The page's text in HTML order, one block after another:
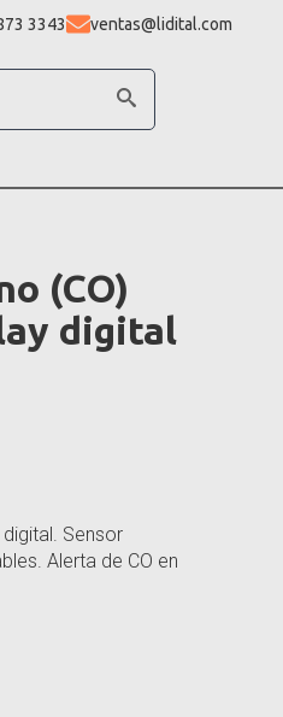
3343 ventas@lidital.com
(CO)
digital
Sensor
Alerta de CO en